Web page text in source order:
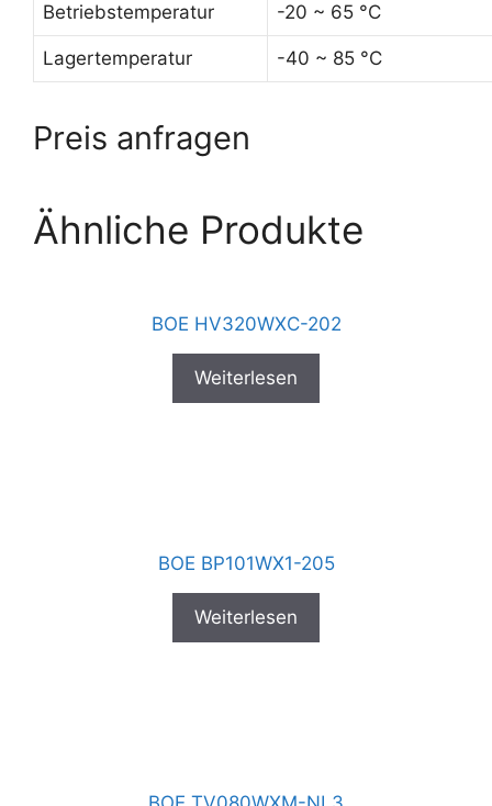
Betriebstemperatur -20 ~ 65 °C
Lagertemperatur -40 ~ 85 °C
Preis anfragen
Ähnliche Produkte
BOE HV320WXC-202
Weiterlesen
BOE BP101WX1-205
Weiterlesen